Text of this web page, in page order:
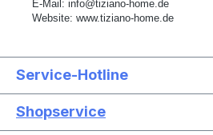
E-Mail: info@tiziano-home.de
Website: www.tiziano-home.de
Service-Hotline
Shopservice